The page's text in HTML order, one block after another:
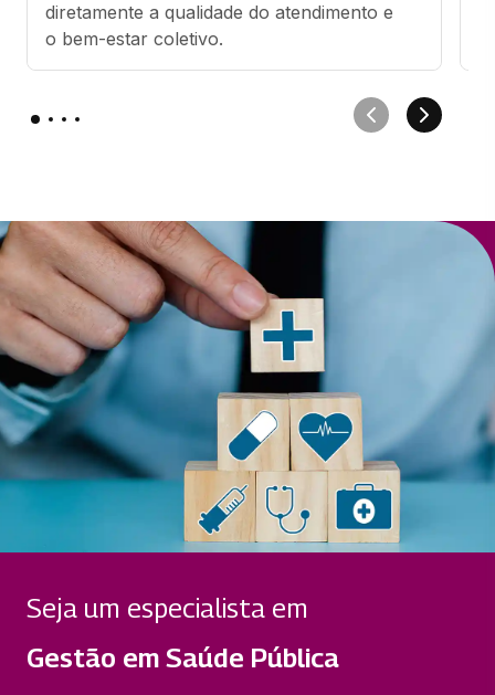
diretamente a qualidade do atendimento e
o bem-estar coletivo.
Seja um especialista em
Gestão em Saúde Pública